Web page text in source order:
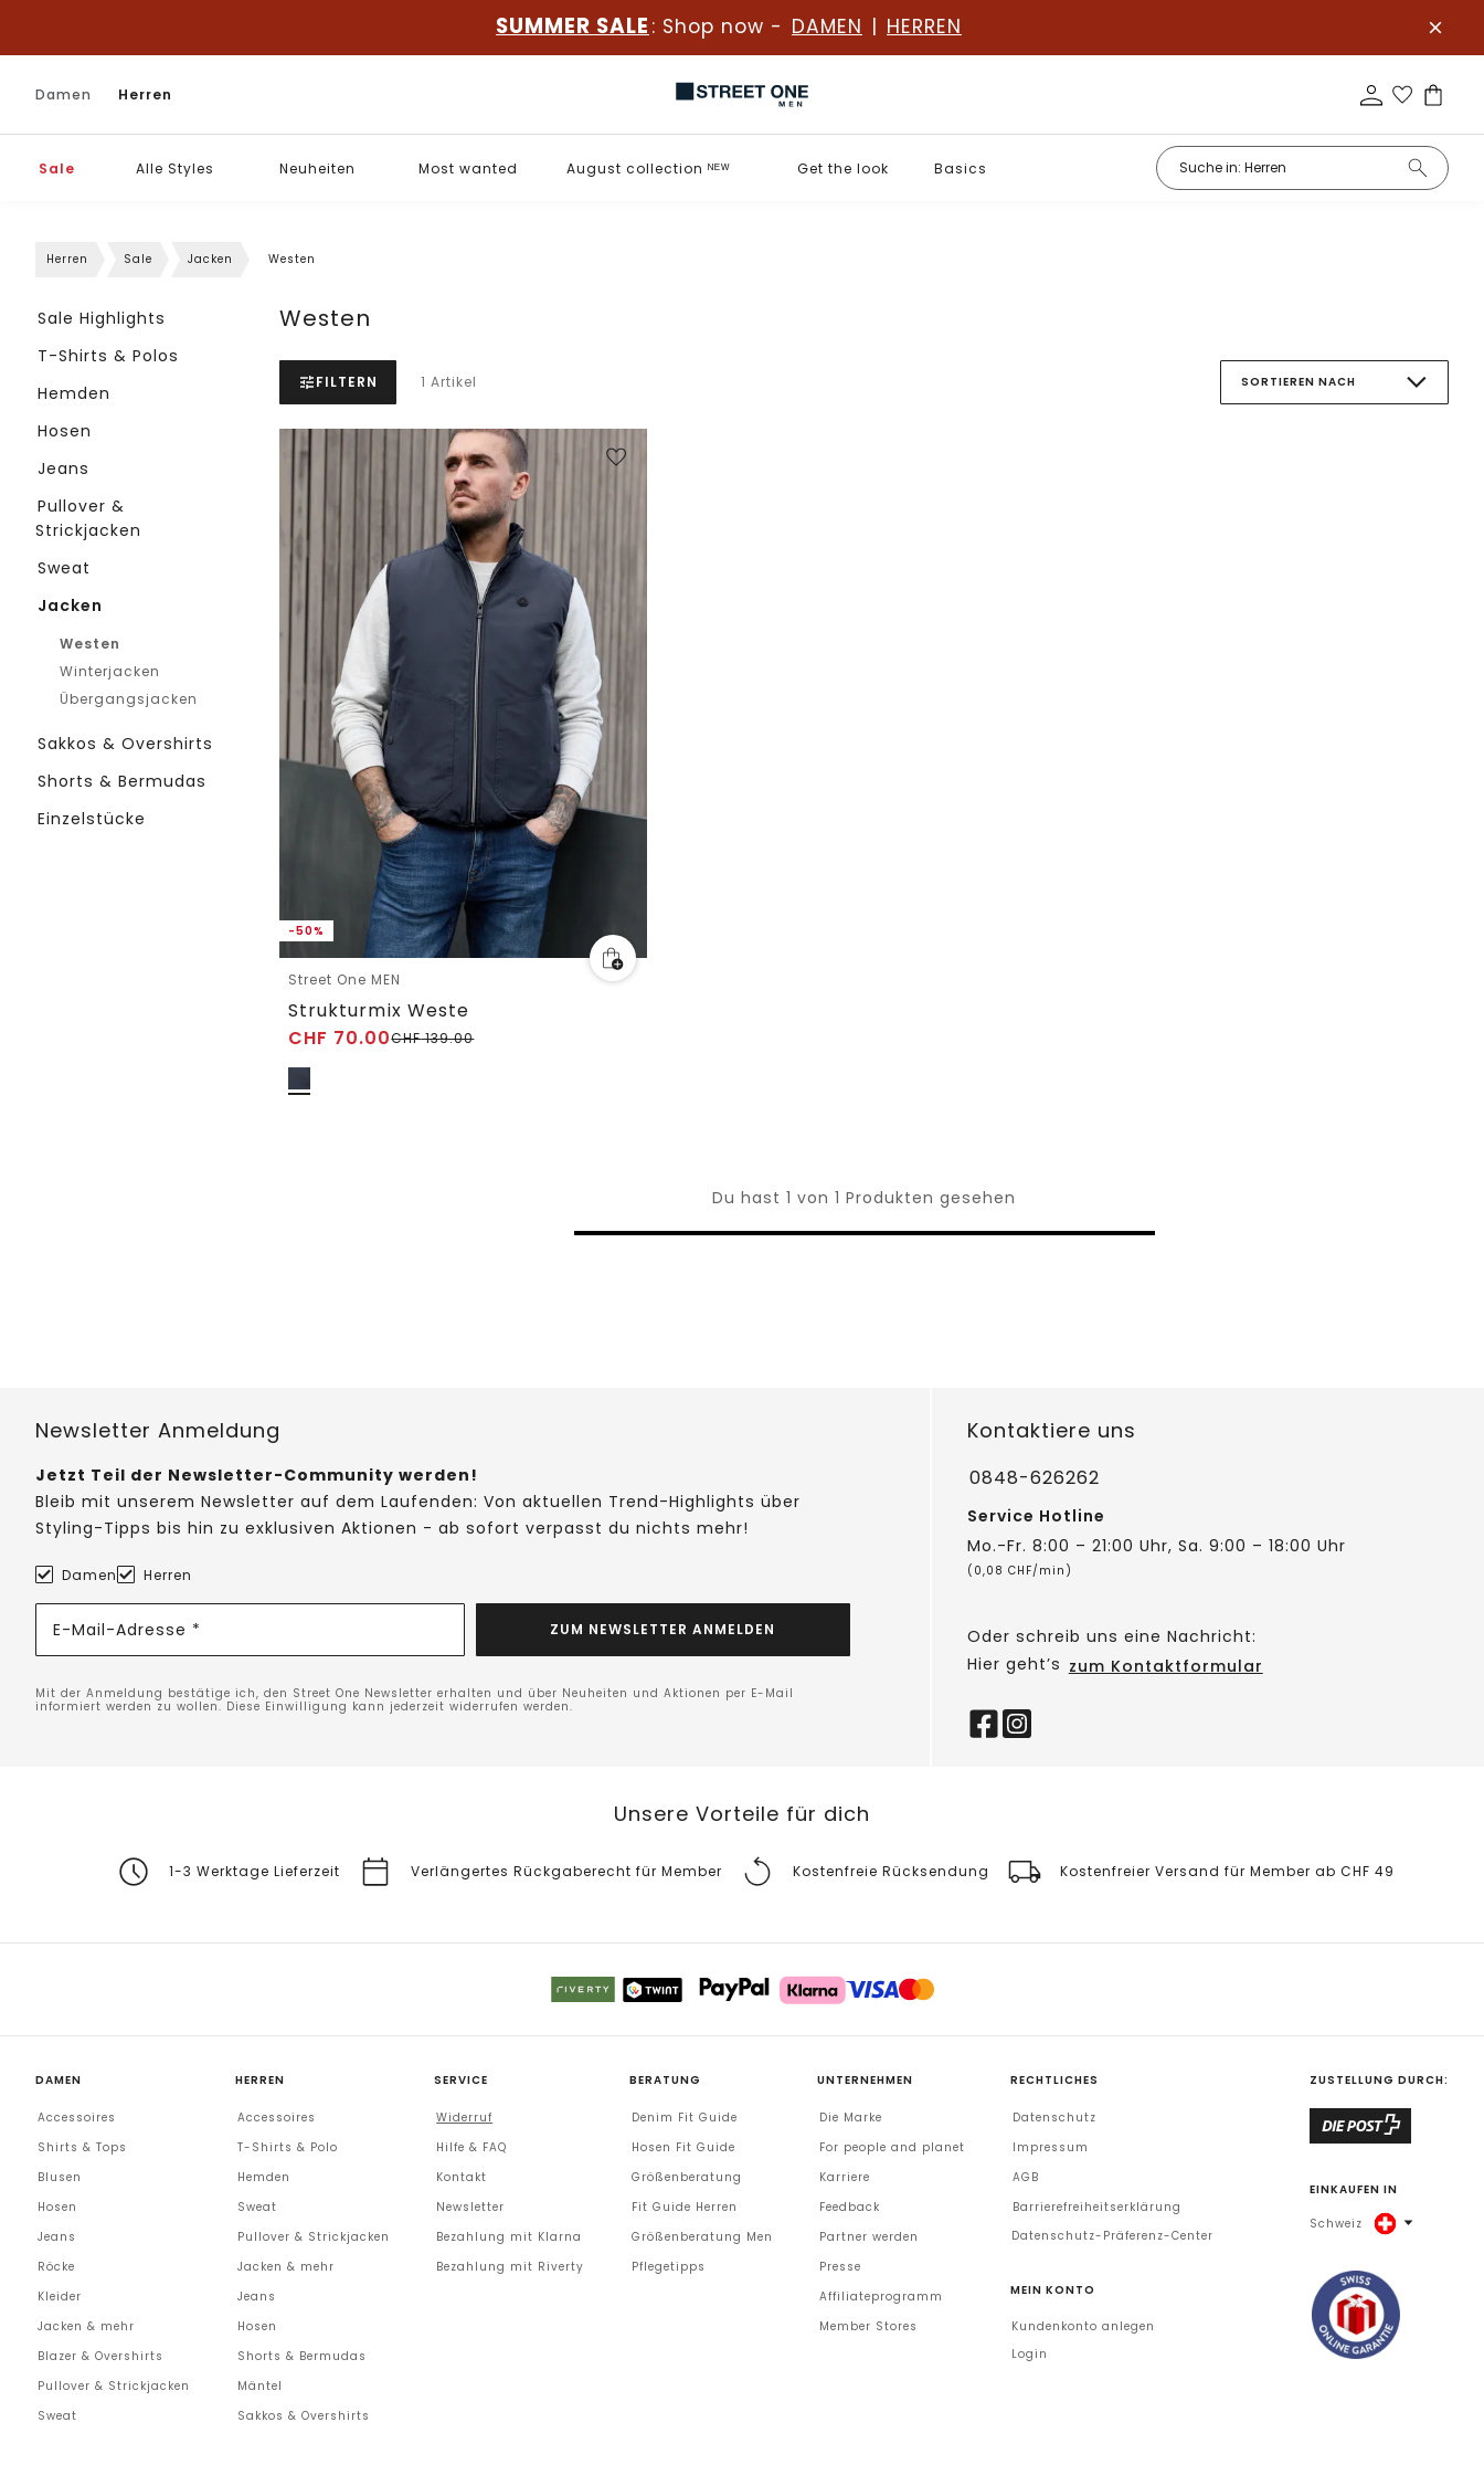
SUMMER SALE : Shop now - DAMEN | HERREN
Damen Herren
Sale Alle Styles Neuheiten Most wanted August collection ᴺᴱᵂ Get the look Basics
Herren Sale Jacken Westen
Sale Highlights
T-Shirts & Polos
Hemden
Hosen
Jeans
Pullover &
Strickjacken
Sweat
Jacken
Westen
Winterjacken
Übergangsjacken
Sakkos & Overshirts
Shorts & Bermudas
Einzelstücke
Westen
FILTERN 1 Artikel SORTIEREN NACH
-50%
Street One MEN
Strukturmix Weste
CHF 70.00CHF139.00
Du hast 1 von 1 Produkten gesehen
Newsletter Anmeldung
Jetzt Teil der Newsletter-Community werden!
Bleib mit unserem Newsletter auf dem Laufenden: Von aktuellen Trend-Highlights über
Styling-Tipps bis hin zu exklusiven Aktionen - ab sofort verpasst du nichts mehr!
Damen Herren
E-Mail-Adresse * ZUM NEWSLETTER ANMELDEN
Mit der Anmeldung bestätige ich, den Street One Newsletter erhalten und über Neuheiten und Aktionen per E-Mail
informiert werden zu wollen. Diese Einwilligung kann jederzeit widerrufen werden.
Kontaktiere uns
0848-626262
Service Hotline
Mo.-Fr. 8:00 – 21:00 Uhr, Sa. 9:00 – 18:00 Uhr
(0,08 CHF/min)
Oder schreib uns eine Nachricht:
Hier geht’s zum Kontaktformular
Unsere Vorteile für dich
1-3 Werktage Lieferzeit Verlängertes Rückgaberecht für Member Kostenfreie Rücksendung Kostenfreier Versand für Member ab CHF 49
DAMEN
Accessoires
Shirts & Tops
Blusen
Hosen
Jeans
Röcke
Kleider
Jacken & mehr
Blazer & Overshirts
Pullover & Strickjacken
Sweat
HERREN
Accessoires
T-Shirts & Polo
Hemden
Sweat
Pullover & Strickjacken
Jacken & mehr
Jeans
Hosen
Shorts & Bermudas
Mäntel
Sakkos & Overshirts
SERVICE
Widerruf
Hilfe & FAQ
Kontakt
Newsletter
Bezahlung mit Klarna
Bezahlung mit Riverty
BERATUNG
Denim Fit Guide
Hosen Fit Guide
Größenberatung
Fit Guide Herren
Größenberatung Men
Pflegetipps
UNTERNEHMEN
Die Marke
For people and planet
Karriere
Feedback
Partner werden
Presse
Affiliateprogramm
Member Stores
RECHTLICHES
Datenschutz
Impressum
AGB
Barrierefreiheitserklärung
Datenschutz-Präferenz-Center
MEIN KONTO
Kundenkonto anlegen
Login
ZUSTELLUNG DURCH:
EINKAUFEN IN
Schweiz